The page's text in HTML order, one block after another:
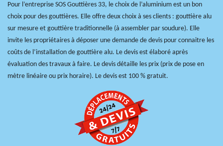
Pour l’entreprise SOS Gouttières 33, le choix de l’aluminium est un bon
choix pour des gouttières. Elle offre deux choix à ses clients : gouttière alu
sur mesure et gouttière traditionnelle (à assembler par soudure). Elle
invite les propriétaires à déposer une demande de devis pour connaitre les
coûts de l’installation de gouttière alu. Le devis est élaboré après
évaluation des travaux à faire. Le devis détaille les prix (prix de pose en
mètre linéaire ou prix horaire). Le devis est 100 % gratuit.